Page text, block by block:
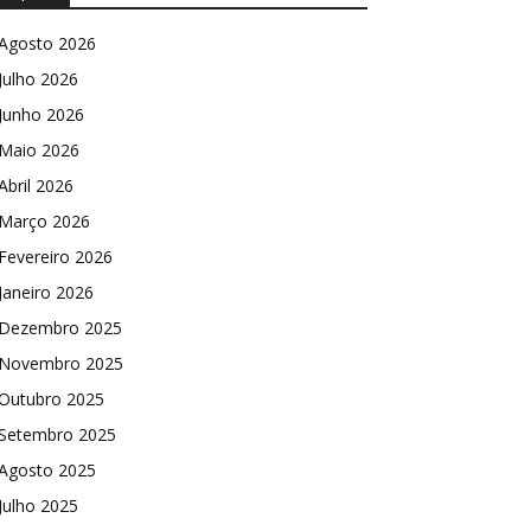
2026
2026
2026
2026
2026
2026
2026
2026
2025
2025
2025
2025
2025
2025